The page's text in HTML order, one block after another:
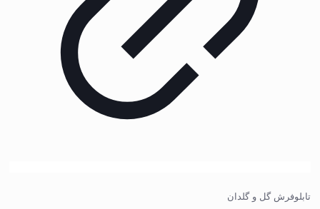
تابلوفرش گل و گلدان